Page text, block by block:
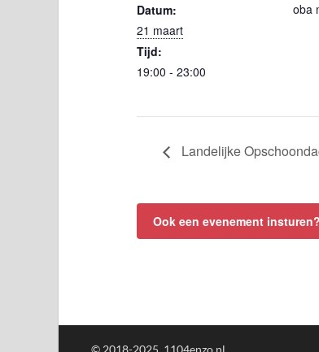
Datum:
21 maart
Tijd:
19:00 - 23:00
oba
Landelijke
Ook een evenement insturen?
© 2018-2025, 1104enzo.nl